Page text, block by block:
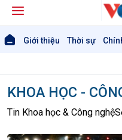
Giới thiệu Thời sự
KHOA HỌC -
Tin Khoa học & Công nghệ